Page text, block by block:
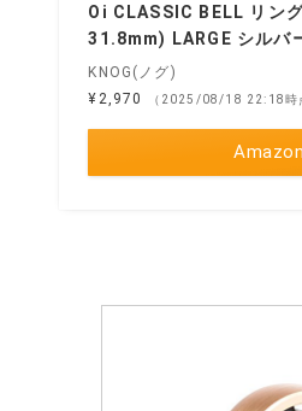
Oi CLASSIC BELL リン
31.8mm) LARGE シルバ
KNOG(ノグ)
¥2,970
（2025/08/18 22:18時
Amazon